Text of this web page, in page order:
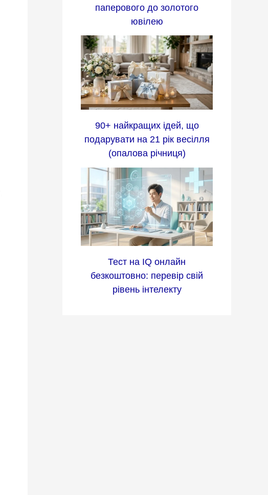
паперового до золотого
ювілею
90+ найкращих ідей, що
подарувати на 21 рік весілля
(опалова річниця)
Тест на IQ онлайн
безкоштовно: перевір свій
рівень інтелекту